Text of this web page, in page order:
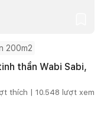
200m2
thần Wabi Sabi,
thích | 10.548 lượt xem